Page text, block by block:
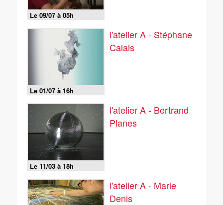
Le 09/07 à 05h
Le 01/07 à 16h
l'atelier A - Stéphane
Calais
Le 11/03 à 18h
l'atelier A - Bertrand
Planes
l'atelier A - Marie
Denis